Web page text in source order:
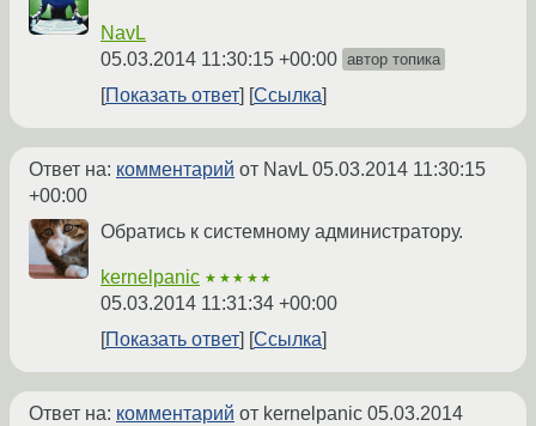
NavL
05.03.2014 11:30:15 +00:00 автор топика
Показать ответ Ссылка
Ответ на: комментарий от NavL05.03.2014 11:30:15
+00:00
Обратись к системному администратору.
kernelpanic ★★★★★
05.03.2014 11:31:34 +00:00
Показать ответ
Ссылка
Ответ на: комментарий от kernelpanic 05.03.2014